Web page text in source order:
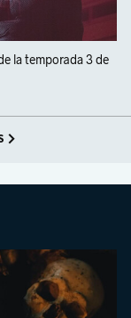
la temporada 3 de